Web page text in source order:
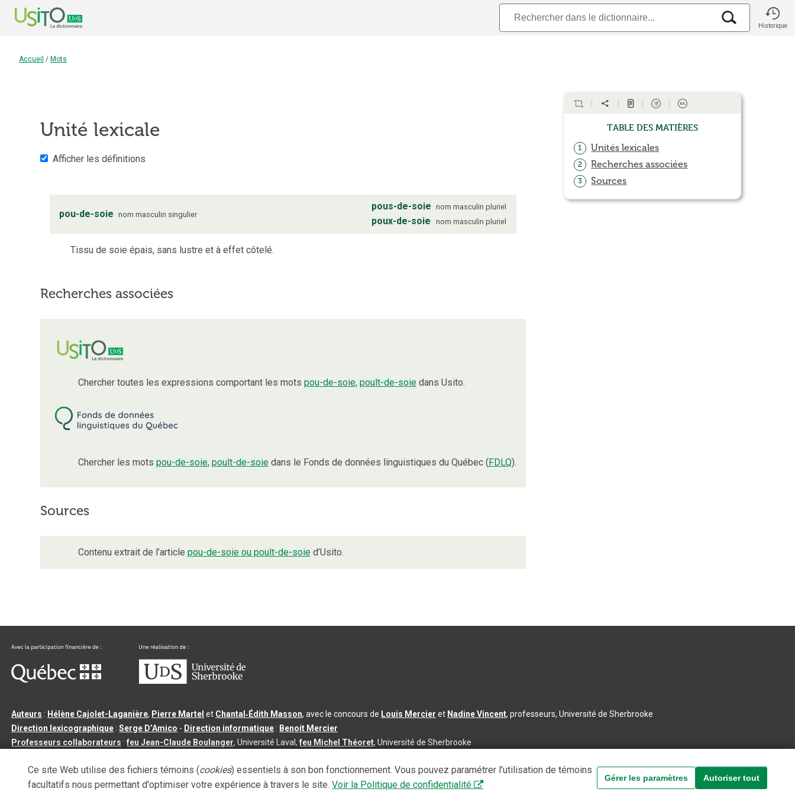
Historique
Accueil / Mots
Unité lexicale
Afficher les définitions
pou-de-soie nom masculin singulier
pous-de-soie nom masculin pluriel
poux-de-soie nom masculin pluriel
Tissu de soie épais, sans lustre et à effet côtelé.
Recherches associées
Chercher toutes les expressions comportant les mots pou-de-soie, poult-de-soiedans Usito.
Chercher les mots pou-de-soie, poult-de-soiedans le Fonds de données linguistiques du Québec (FDLQ).
Sources
Contenu extrait de l’article pou-de-soie ou poult-de-soied’Usito.
Table des matières
1 Unités lexicales
2 Recherches associées
3 Sources
Auteurs : Hélène Cajolet-Laganière, Pierre Martel et Chantal‑Édith Masson, avec le concours de Louis Mercier et Nadine Vincent, professeurs, Université de Sherbrooke
Direction lexicographique :Serge D’Amico - Direction informatique : Benoit Mercier
Professeurs collaborateurs :feu Jean-Claude Boulanger, Université Laval,feu Michel Théoret, Université de Sherbrooke
Tous droits réservés©Université de Sherbrooke |3.2.2- Dernière mise à jour du contenu :2026-08-03
Ce site Web utilise des fichiers témoins (cookies) essentiels à son bon fonctionnement. Vous pouvez paramétrer l'utilisation de témoins
facultatifs nous permettant d'optimiser votre expérience à travers le site. Voir la Politique de confidentialité
Gérer les paramètres Autoriser tout